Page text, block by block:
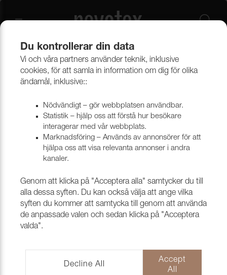
Beklädnadsmaterial Möbeltyger Alla möbeltyger
Du kontrollerar din data
Vi och våra partners använder teknik, inklusive
cookies, för att samla in information om dig för olika
ändamål, inklusive::
Nödvändigt – gör webbplatsen användbar.
Statistik – hjälp oss att förstå hur besökare
interagerar med vår webbplats.
Marknadsföring – Används av annonsörer för att
hjälpa oss att visa relevanta annonser i andra
kanaler.
Genom att klicka på "Acceptera alla" samtycker du till
alla dessa syften. Du kan också välja att ange vilka
syften du kommer att samtycka till genom att använda
de anpassade valen och sedan klicka på "Acceptera
valda".
Decline All
Accept
All